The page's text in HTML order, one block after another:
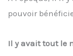
pouvoir
Il y avait tout le